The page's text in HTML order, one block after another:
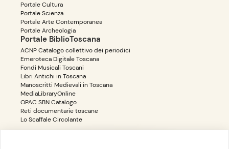
Portale Cultura
Portale Scienza
Portale Arte Contemporanea
Portale Archeologia
Portale BiblioToscana
ACNP Catalogo collettivo dei periodici
Emeroteca Digitale Toscana
Fondi Musicali Toscani
Libri Antichi in Toscana
Manoscritti Medievali in Toscana
MediaLibraryOnline
OPAC SBN Catalogo
Reti documentarie toscane
Lo Scaffale Circolante